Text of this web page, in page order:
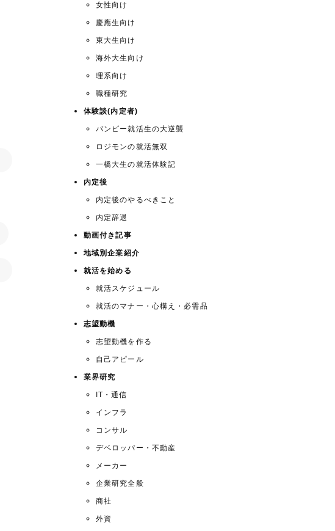
女性向け
慶應生向け
東大生向け
海外大生向け
理系向け
職種研究
体験談(内定者)
パンピー就活生の大逆襲
ロジモンの就活無双
一橋大生の就活体験記
内定後
内定後のやるべきこと
内定辞退
動画付き記事
地域別企業紹介
就活を始める
就活スケジュール
就活のマナー・心構え・必需品
志望動機
志望動機を作る
自己アピール
業界研究
IT・通信
インフラ
コンサル
デベロッパー・不動産
メーカー
企業研究全般
商社
外資